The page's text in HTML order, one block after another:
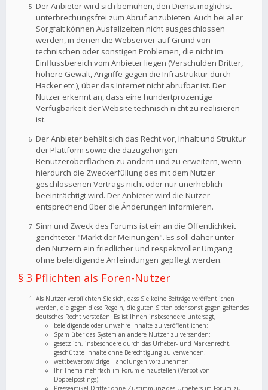
Der Anbieter wird sich bemühen, den Dienst möglichst
unterbrechungsfrei zum Abruf anzubieten. Auch bei aller
Sorgfalt können Ausfallzeiten nicht ausgeschlossen
werden, in denen die Webserver auf Grund von
technischen oder sonstigen Problemen, die nicht im
Einflussbereich vom Anbieter liegen (Verschulden Dritter,
höhere Gewalt, Angriffe gegen die Infrastruktur durch
Hacker etc.), über das Internet nicht abrufbar ist. Der
Nutzer erkennt an, dass eine hundertprozentige
Verfügbarkeit der Website technisch nicht zu realisieren
ist.
Der Anbieter behält sich das Recht vor, Inhalt und Struktur
der Plattform sowie die dazugehörigen
Benutzeroberflächen zu ändern und zu erweitern, wenn
hierdurch die Zweckerfüllung des mit dem Nutzer
geschlossenen Vertrags nicht oder nur unerheblich
beeinträchtigt wird. Der Anbieter wird die Nutzer
entsprechend über die Änderungen informieren.
Sinn und Zweck des Forums ist ein an die Öffentlichkeit
gerichteter "Markt der Meinungen". Es soll daher unter
den Nutzern ein friedlicher und respektvoller Umgang
ohne beleidigende Anfeindungen gepflegt werden.
§ 3 Pflichten als Foren-Nutzer
Als Nutzer verpflichten Sie sich, dass Sie keine Beiträge veröffentlichen
werden, die gegen diese Regeln, die guten Sitten oder sonst gegen geltendes
deutsches Recht verstoßen. Es ist Ihnen insbesondere untersagt,
beleidigende oder unwahre Inhalte zu veröffentlichen;
Spam über das System an andere Nutzer zu versenden;
gesetzlich, insbesondere durch das Urheber- und Markenrecht,
geschützte Inhalte ohne Berechtigung zu verwenden;
wettbewerbswidrige Handlungen vorzunehmen;
Ihr Thema mehrfach im Forum einzustellen (Verbot von
Doppelpostings);
Presseartikel Dritter ohne Zustimmung des Urhebers im Forum zu